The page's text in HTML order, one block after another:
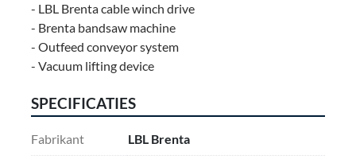
- LBL Brenta cable winch drive
- Brenta bandsaw machine
- Outfeed conveyor system
- Vacuum lifting device
SPECIFICATIES
Fabrikant LBL Brenta